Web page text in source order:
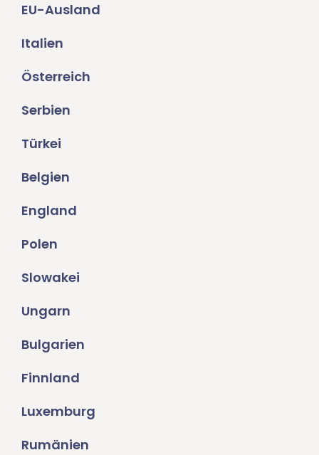
EU-Ausland
Italien
Österreich
Serbien
Türkei
Belgien
England
Polen
Slowakei
Ungarn
Bulgarien
Finnland
Luxemburg
Rumänien